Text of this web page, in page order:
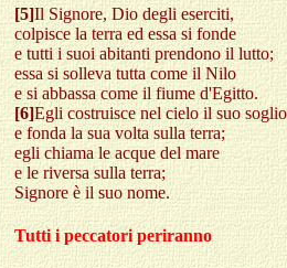
[5]Il Signore, Dio degli eserciti,
colpisce la terra ed essa si fonde
e tutti i suoi abitanti prendono il lutto;
essa si solleva tutta come il Nilo
e si abbassa come il fiume d'Egitto.
[6]Egli costruisce nel cielo il suo soglio
e fonda la sua volta sulla terra;
egli chiama le acque del mare
e le riversa sulla terra;
Signore è il suo nome.
Tutti i peccatori periranno